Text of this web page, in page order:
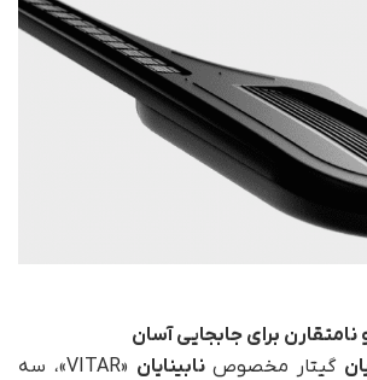
برای جابجایی آسان
گیتار مخصوصنابینایان
«VITAR»، سه